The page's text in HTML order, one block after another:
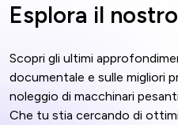
Esplora il
Scopri gli ultimi
documentale e sulle migliori
noleggio di macchinari
Che tu stia cercando di